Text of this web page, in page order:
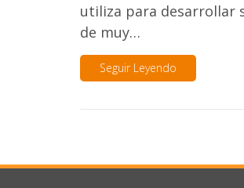
utiliza para desarrollar
de muy…
Seguir Leyendo